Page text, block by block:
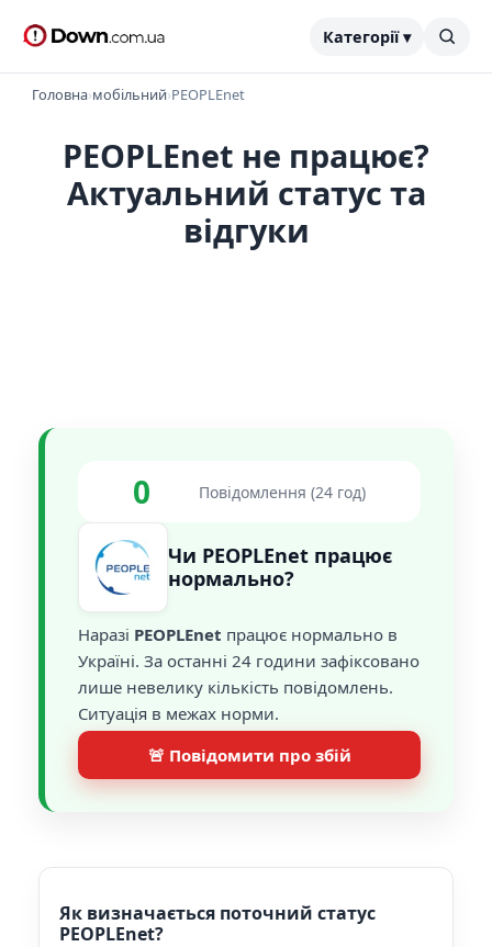
Категорії ▾
Головна›мобільний›PEOPLEnet
PEOPLEnet не працює?
Актуальний статус та
відгуки
0 Повідомлення (24 год)
Чи PEOPLEnet працює
нормально?
Наразі PEOPLEnet працює нормально в
Україні. За останні 24 години зафіксовано
лише невелику кількість повідомлень.
Ситуація в межах норми.
🚨 Повідомити про збій
Як визначається поточний статус
PEOPLEnet?